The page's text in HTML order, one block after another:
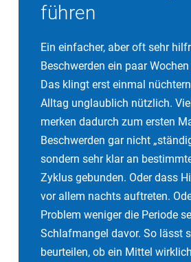
führen
Ein einfacher, aber oft sehr
Beschwerden ein paar
Das klingt erst einmal
Alltag unglaublich nützlich.
merken dadurch zum ersten
Beschwerden gar nicht
sondern sehr klar an
Zyklus gebunden. Oder dass
vor allem nachts auftreten.
Problem weniger die Periode
Schlafmangel davor. So lässt
beurteilen, ob ein Mittel